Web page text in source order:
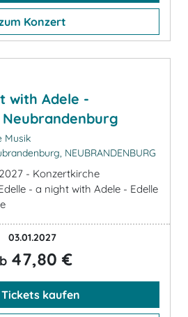
Konzert
with Adele -
Musik
NEUBRANDENBURG
- Konzertkirche
- a night with Adele - Edelle
03.01.2027
47,80 €
Tickets kaufen